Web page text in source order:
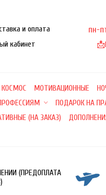
и оплата
кабинет
пн-
📩
КОСМОС МОТИВАЦИОННЫЕ
ПОДАРОК НА
(НА ЗАКАЗ)
(ПРЕДОПЛАТА